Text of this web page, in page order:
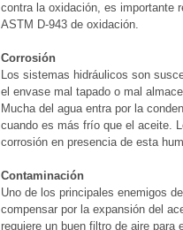
contra la oxidación, es importante
ASTM D-943 de oxidación.
Corrosión
Los sistemas hidráulicos son
el envase mal tapado o mal
Mucha del agua entra por la
cuando es más frío que el aceite.
corrosión en presencia de esta
Contaminación
Uno de los principales enemigos
compensar por la expansión del
requiere un buen filtro de aire